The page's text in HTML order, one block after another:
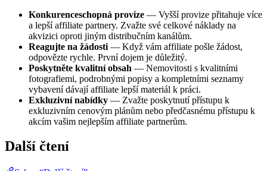
Konkurenceschopná provize — Vyšší provize přitahuje více
a lepší affiliate partnery. Zvažte své celkové náklady na
akvizici oproti jiným distribučním kanálům.
Reagujte na žádosti — Když vám affiliate pošle žádost,
odpovězte rychle. První dojem je důležitý.
Poskytněte kvalitní obsah — Nemovitosti s kvalitními
fotografiemi, podrobnými popisy a kompletními seznamy
vybavení dávají affiliate lepší materiál k práci.
Exkluzivní nabídky — Zvažte poskytnutí přístupu k
exkluzivním cenovým plánům nebo předčasnému přístupu k
akcím vašim nejlepším affiliate partnerům.
Další čtení